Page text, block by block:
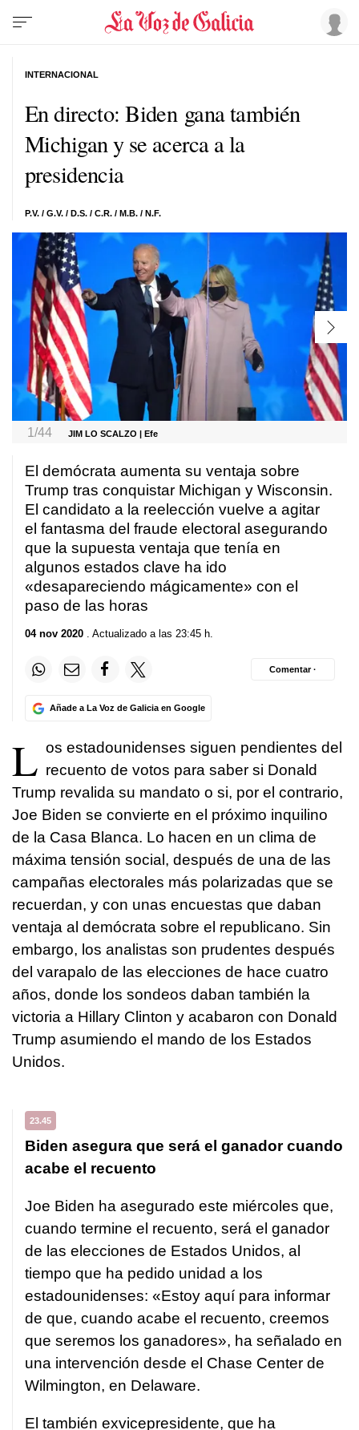
En directo: Biden gana también
Michigan y se acerca a la
presidencia
P.V. / G.V. / D.S. / C.R. / M.B. / N.F.
INTERNACIONAL
1/44 JIM LO SCALZO | Efe
El demócrata aumenta su ventaja sobre
Trump tras conquistar Michigan y Wisconsin.
El candidato a la reelección vuelve a agitar
el fantasma del fraude electoral asegurando
que la supuesta ventaja que tenía en
algunos estados clave ha ido
«desapareciendo mágicamente» con el
paso de las horas
04 nov 2020 . Actualizado a las 23:45 h.
Añade a La Voz de Galicia en Google
Comentar ·
L os estadounidenses siguen pendientes del
recuento de votos para saber si Donald
Trump revalida su mandato o si, por el contrario,
Joe Biden se convierte en el próximo inquilino
de la Casa Blanca. Lo hacen en un clima de
máxima tensión social, después de una de las
campañas electorales más polarizadas que se
recuerdan, y con unas encuestas que daban
ventaja al demócrata sobre el republicano. Sin
embargo, los analistas son prudentes después
del varapalo de las elecciones de hace cuatro
años, donde los sondeos daban también la
victoria a Hillary Clinton y acabaron con Donald
Trump asumiendo el mando de los Estados
Unidos.
23.45
Biden asegura que será el ganador cuando
acabe el recuento
Joe Biden ha asegurado este miércoles que,
cuando termine el recuento, será el ganador
de las elecciones de Estados Unidos, al
tiempo que ha pedido unidad a los
estadounidenses: «Estoy aquí para informar
de que, cuando acabe el recuento, creemos
que seremos los ganadores», ha señalado en
una intervención desde el Chase Center de
Wilmington, en Delaware.
El también exvicepresidente, que ha